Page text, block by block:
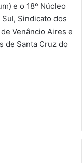
e o 18º Núcleo
Sindicato dos
Venâncio Aires e
de Santa Cruz do